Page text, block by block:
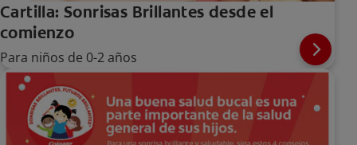
Cartilla: Sonrisas Brillantes desde el
comienzo
Para niños de 0-2 años